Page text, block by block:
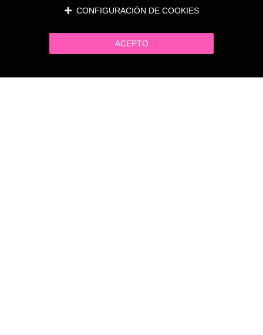
CONFIGURACIÓN DE COOKIES
ACEPTO